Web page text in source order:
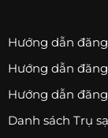
Hướng dẫn
Hướng dẫn
Hướng dẫn
Danh sách Trụ